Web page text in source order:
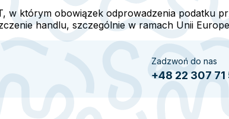
w którym obowiązek odprowadzenia podatku
handlu, szczególnie w ramach Unii
Zadzwoń do nas
+48 22 307 71